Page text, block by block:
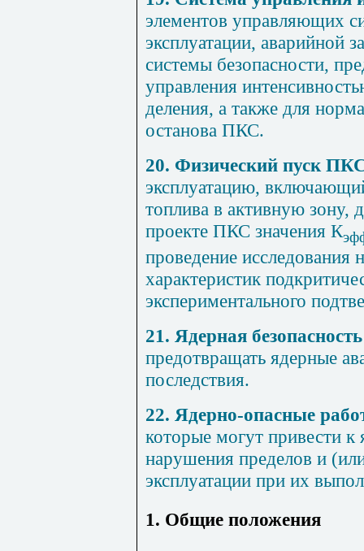
элементов управляющих
эксплуатации, аварийной
системы безопасности,
управления
деления, а также для
останова ПКС.
20. Физический пуск
эксплуатацию,
топлива в активную зону,
проекте ПКС значения К
проведение исследования
характеристик
экспериментального
21. Ядерная
предотвращать ядерные
последствия.
22. Ядерно-опасные
которые могут привести к
нарушения пределов и
эксплуатации при их
1. Общие положения